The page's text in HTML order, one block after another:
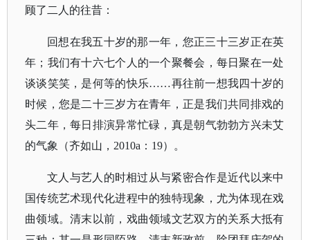
顾了二人的往昔：
回想在我五十岁的那一年，您正三十三岁正在英
年；我们有十六七个人的一个聚餐会，每日聚在一处
谈谈笑笑，是何等的快乐……再往前一想我四十岁的
时候，您是二十三岁方在青年，正是我们共同排戏的
头二年，每日排演异常忙碌，真是朝气勃勃方兴未艾
的气象（齐如山，2010a：19）。
文人与艺人的时相过从与紧密合作是近代以来中
国传统艺术现代化进程中的独特现象，尤为体现在戏
曲领域。清末以前，戏曲领域文艺双方的关系大抵有